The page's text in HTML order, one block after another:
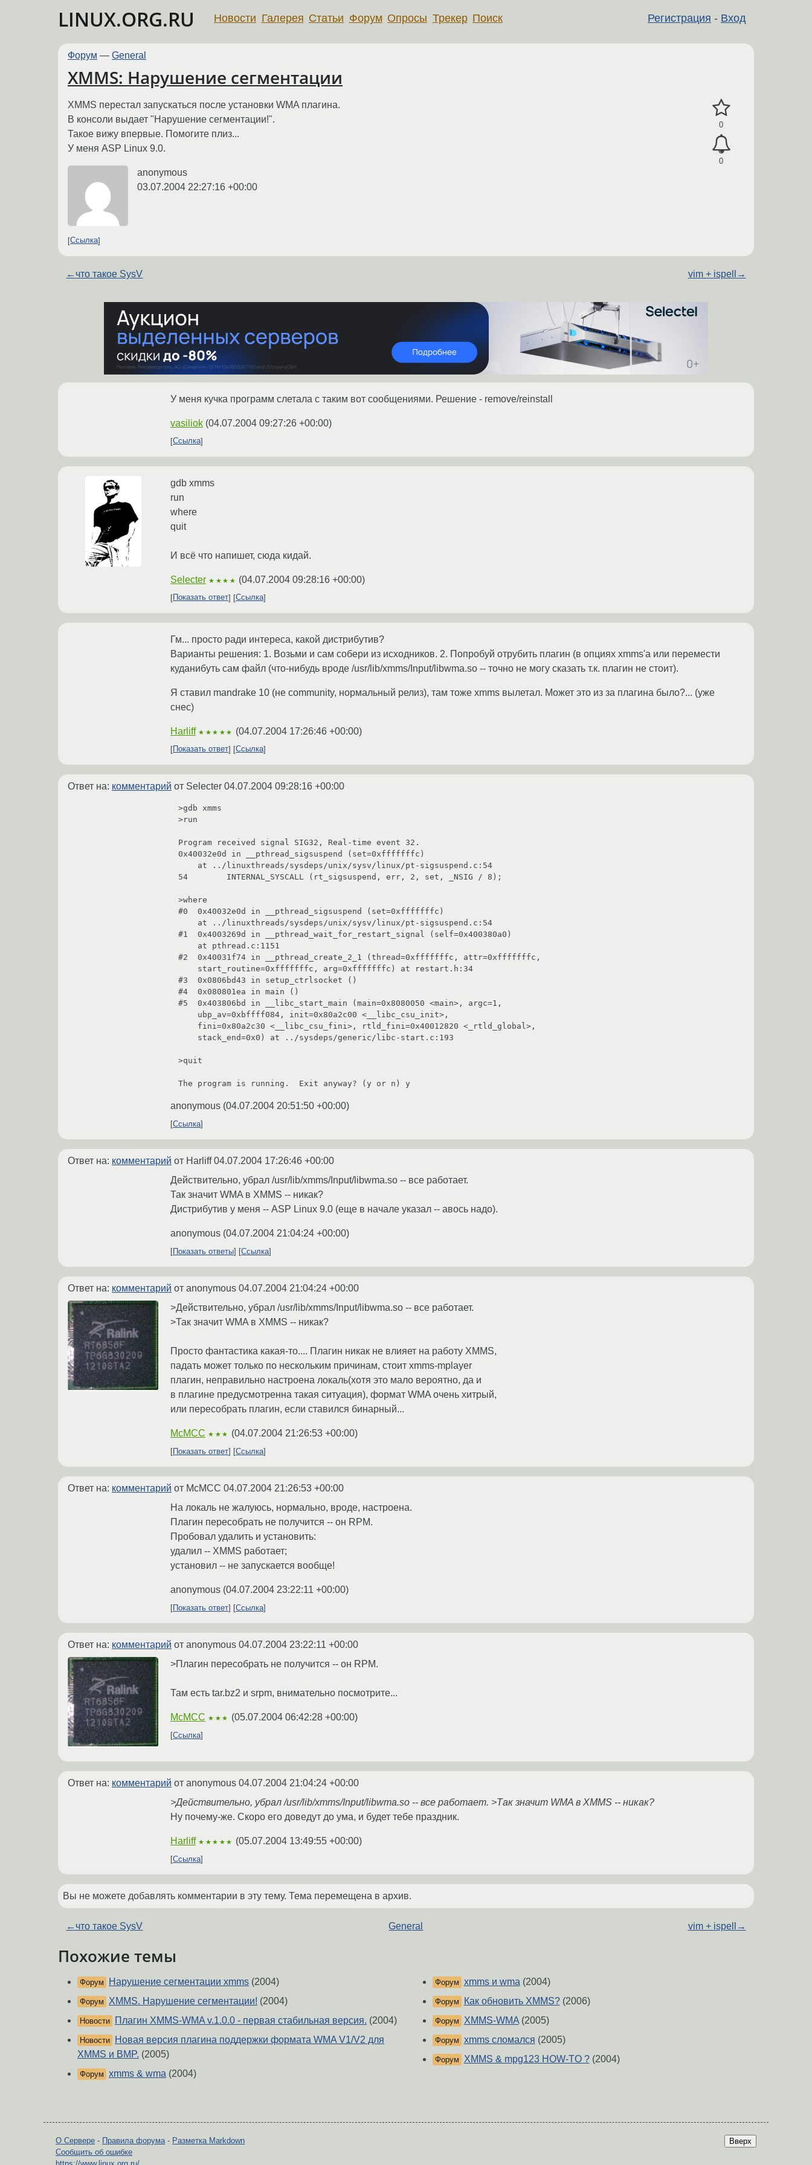
LINUX.ORG.RU Регистрация - Вход
Новости Галерея Статьи Форум Опросы Трекер Поиск
Форум — General
XMMS: Нарушение сегментации
0
0
XMMS перестал запускаться после установки WMA плагина.
В консоли выдает "Нарушение сегментации!".
Такое вижу впервые. Помогите плиз...
У меня ASP Linux 9.0.
anonymous
03.07.2004 22:27:16 +00:00
Ссылка
← что такое SysV vim + ispell →
У меня кучка программ слетала с таким вот сообщениями. Решение - remove/reinstall
vasiliok (04.07.2004 09:27:26 +00:00)
Ссылка
gdb xmms
run
where
quit
И всё что напишет, сюда кидай.
Selecter ★★★★ (04.07.2004 09:28:16 +00:00)
Показать ответ Ссылка
Гм... просто ради интереса, какой дистрибутив?
Варианты решения: 1. Возьми и сам собери из исходников. 2. Попробуй отрубить плагин (в опциях xmms'a или перемести
куданибуть сам файл (что-нибудь вроде /usr/lib/xmms/Input/libwma.so -- точно не могу сказать т.к. плагин не стоит).
Я ставил mandrake 10 (не community, нормальный релиз), там тоже xmms вылетал. Может это из за плагина было?... (уже
снес)
Harliff ★★★★★ (04.07.2004 17:26:46 +00:00)
Показать ответ Ссылка
Ответ на: комментарий от Selecter 04.07.2004 09:28:16 +00:00
>gdb xmms
>run
Program received signal SIG32, Real-time event 32.
0x40032e0d in __pthread_sigsuspend (set=0xfffffffc)
54        INTERNAL_SYSCALL (rt_sigsuspend, err, 2, set, _NSIG / 8);
>where
#0  0x40032e0d in __pthread_sigsuspend (set=0xfffffffc)
#1  0x4003269d in __pthread_wait_for_restart_signal (self=0x400380a0)
#2  0x40031f74 in __pthread_create_2_1 (thread=0xfffffffc, attr=0xfffffffc,
#3  0x0806bd43 in setup_ctrlsocket ()
#4  0x080801ea in main ()
#5  0x403806bd in __libc_start_main (main=0x8080050 <main>, argc=1,
>quit
anonymous (04.07.2004 20:51:50 +00:00)
Ссылка
Ответ на: комментарий от Harliff04.07.2004 17:26:46 +00:00
Действительно, убрал /usr/lib/xmms/Input/libwma.so -- все работает.
Так значит WMA в XMMS -- никак?
Дистрибутив у меня -- ASP Linux 9.0 (еще в начале указал -- авось надо).
anonymous (04.07.2004 21:04:24 +00:00)
Показать ответы Ссылка
Ответ на: комментарий от anonymous 04.07.2004 21:04:24 +00:00
>Действительно, убрал /usr/lib/xmms/Input/libwma.so -- все работает.
>Так значит WMA в XMMS -- никак?
Просто фантастика какая-то.... Плагин никак не влияет на работу XMMS,
падать может только по нескольким причинам, стоит xmms-mplayer
плагин, неправильно настроена локаль(хотя это мало вероятно, да и
в плагине предусмотренна такая ситуация), формат WMA очень хитрый,
или пересобрать плагин, если ставился бинарный...
McMCC ★★★ (04.07.2004 21:26:53 +00:00)
Показать ответ Ссылка
Ответ на: комментарий от McMCC 04.07.2004 21:26:53 +00:00
На локаль не жалуюсь, нормально, вроде, настроена.
Плагин пересобрать не получится -- он RPM.
Пробовал удалить и установить:
удалил -- XMMS работает;
установил -- не запускается вообще!
anonymous (04.07.2004 23:22:11 +00:00)
Показать ответ Ссылка
Ответ на: комментарий от anonymous 04.07.2004 23:22:11 +00:00
>Плагин пересобрать не получится -- он RPM.
Там есть tar.bz2 и srpm, внимательно посмотрите...
McMCC ★★★ (05.07.2004 06:42:28 +00:00)
Ссылка
Ответ на: комментарий от anonymous 04.07.2004 21:04:24 +00:00
>Действительно, убрал /usr/lib/xmms/Input/libwma.so -- все работает. >Так значит WMA в XMMS -- никак?
Ну почему-же. Скоро его доведут до ума, и будет тебе праздник.
Harliff ★★★★★ (05.07.2004 13:49:55 +00:00)
Ссылка
Вы не можете добавлять комментарии в эту тему. Тема перемещена в архив.
← что такое SysV General vim + ispell →
Похожие темы
Форум Нарушение сегментации xmms (2004)
Форум XMMS. Нарушение сегментации! (2004)
Новости Плагин XMMS-WMA v.1.0.0 - первая стабильная версия. (2004)
Новости
Новая версия плагина поддержки формата WMA V1/V2 для
XMMS и BMP. (2005)
Форум xmms & wma (2004)
Форум xmms и wma (2004)
Форум Как обновить XMMS?(2006)
Форум XMMS-WMA(2005)
Форум xmms сломался (2005)
Форум XMMS & mpg123 HOW-TO ?(2004)
Вверх
О Сервере - Правила форума - Разметка Markdown
Сообщить об ошибке